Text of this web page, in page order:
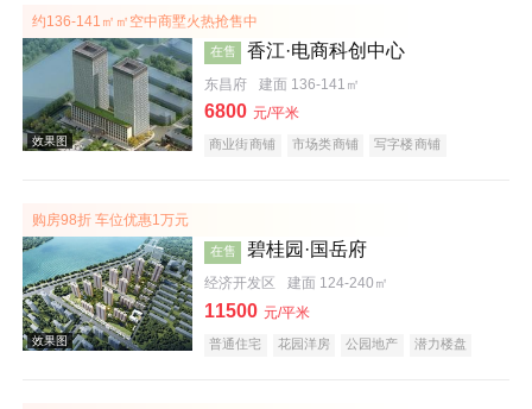
约136-141㎡㎡空中商墅火热抢售中
在售 香江·电商科创中心
东昌府 建面 136-141㎡
6800 元/平米
商业街商铺 市场类商铺
写字楼商铺
购房98折 车位优惠1万元
在售 碧桂园·国岳府
经济开发区 建面 124-240㎡
11500 元/平米
普通住宅 花园洋房 公园地产
潜力楼盘